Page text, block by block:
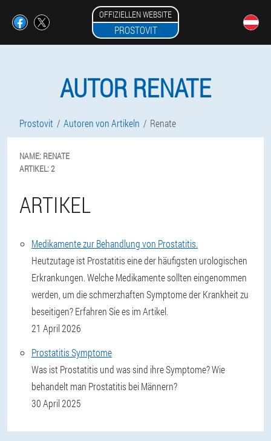
OFFIZIELLEN WEBSITE
PROSTOVIT
AUTOR RENATE
Prostovit Autoren von Artikeln Renate
NAME: RENATE
ARTIKEL:2
ARTIKEL
Medikamente zur Behandlung von Prostatitis.
Heutzutage ist Prostatitis eine der häufigsten urologischen
Erkrankungen. Welche Medikamente sollten eingenommen
werden, um die schmerzhaften Symptome der Krankheit zu
beseitigen? Erfahren Sie es im Artikel.
21 April 2026
Prostatitis Symptome
Was ist Prostatitis und was sind ihre Symptome? Wie
behandelt man Prostatitis bei Männern?
30 April 2025